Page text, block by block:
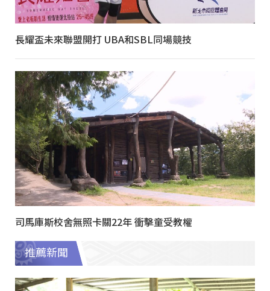
長耀盃未來聯盟開打 UBA和SBL同場競技
司馬庫斯校舍無照卡關22年 衝擊童受教權
推薦新聞